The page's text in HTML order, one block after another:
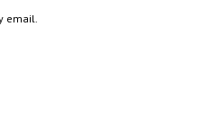
email.